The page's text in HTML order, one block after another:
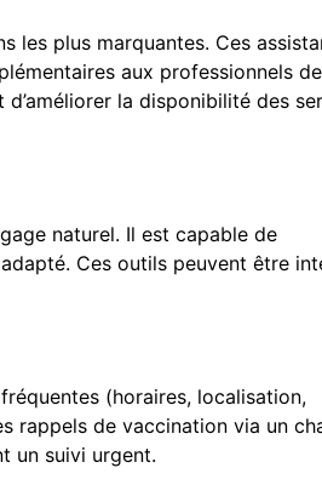
les plus marquantes. Ces
aux professionnels de
la disponibilité des
naturel. Il est capable de
Ces outils peuvent être
(horaires, localisation,
rappels de vaccination via un
un suivi urgent.